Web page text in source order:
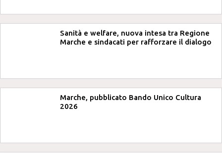
Sanità e welfare, nuova intesa tra Regione
Marche e sindacati per rafforzare il dialogo
Marche, pubblicato Bando Unico Cultura
2026